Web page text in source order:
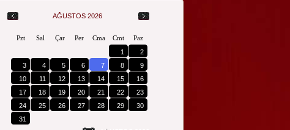
AĞUSTOS 2026
Pzt Sal Çar Per Cma Cmt
Paz
1
2
3
4 5 6 7 8
9
10
11 12 13 14 15
16
17
18 19 20 21 22
23
24
25 26 27 28 29
30
31